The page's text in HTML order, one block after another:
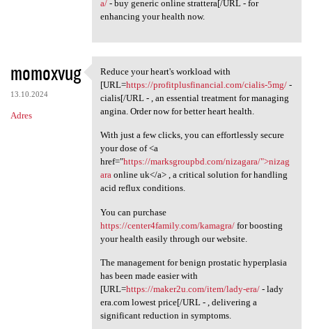
a/- buy generic online strattera[/URL - for
enhancing your health now.
momoxvug
13.10.2024
Adres
Reduce your heart's workload
Reduce your heart's workload with
[URL=https://profitplusfinancial.com/cialis-5mg/-
cialis[/URL - , an essential treatment for managing
angina. Order now for better heart health.
With just a few clicks, you can effortlessly secure
your dose of <a
href="https://marksgroupbd.com/nizagara/">nizag
araonline uk</a> , a critical solution for handling
acid reflux conditions.
You can purchase
https://center4family.com/kamagra/for boosting
your health easily through our website.
The management for benign prostatic hyperplasia
has been made easier with
[URL=https://maker2u.com/item/lady-era/- lady
era.com lowest price[/URL - , delivering a
significant reduction in symptoms.